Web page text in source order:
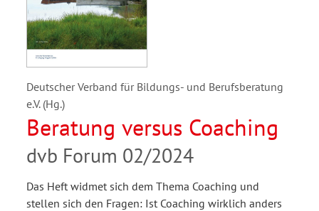
Deutscher Verband für Bildungs- und Berufsberatung
e.V. (Hg.)
Beratung versus Coaching
dvb Forum 02/2024
Das Heft widmet sich dem Thema Coaching und
stellen sich den Fragen: Ist Coaching wirklich anders